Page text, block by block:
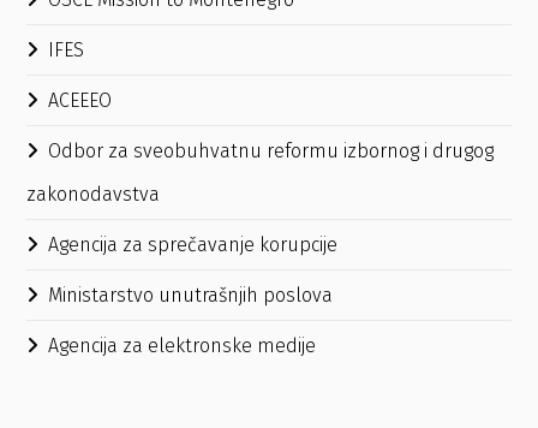
IFES
ACEEEO
Odbor za sveobuhvatnu reformu izbornog i drugog
zakonodavstva
Agencija za sprečavanje korupcije
Ministarstvo unutrašnjih poslova
Agencija za elektronske medije